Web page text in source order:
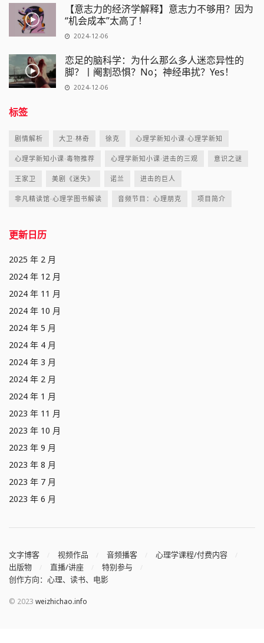
【意志力的经济学解释】意志力不够用？因为
“机会成本”太高了！
2024-12-06
恋足的脑科学：为什么那么多人迷恋异性的
脚？丨阉割恐惧？No；神经串扰？Yes！
2024-12-06
标签
剧情解析 大卫·林奇 徐克 心理学新知小课·心理学新知
心理学新知小课·毒物推荐 心理学新知小课·进击的三观 意识之谜
王家卫 美剧《迷失》 诺兰 进击的巨人
非凡精读馆·心理学图书解读 音频节目：心理朋克 项目简介
更新日历
2025 年 2 月
2024 年 12 月
2024 年 11 月
2024 年 10 月
2024 年 5 月
2024 年 4 月
2024 年 3 月
2024 年 2 月
2024 年 1 月
2023 年 11 月
2023 年 10 月
2023 年 9 月
2023 年 8 月
2023 年 7 月
2023 年 6 月
文字博客 视频作品 音频播客
心理学课程/付费内容
出版物
直播/讲座
特别参与
创作方向：心理、读书、电影
© 2023 weizhichao.info